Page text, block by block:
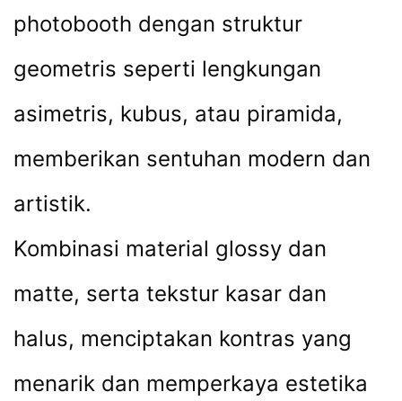
photobooth dengan struktur
geometris seperti lengkungan
asimetris, kubus, atau piramida,
memberikan sentuhan modern dan
artistik.
Kombinasi material glossy dan
matte, serta tekstur kasar dan
halus, menciptakan kontras yang
menarik dan memperkaya estetika